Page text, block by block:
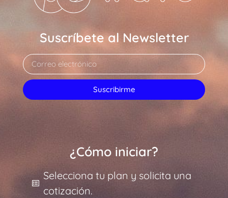
Suscríbete al Newsletter
Suscribirme
¿Cómo iniciar?
Selecciona tu plan y solicita una
cotización.